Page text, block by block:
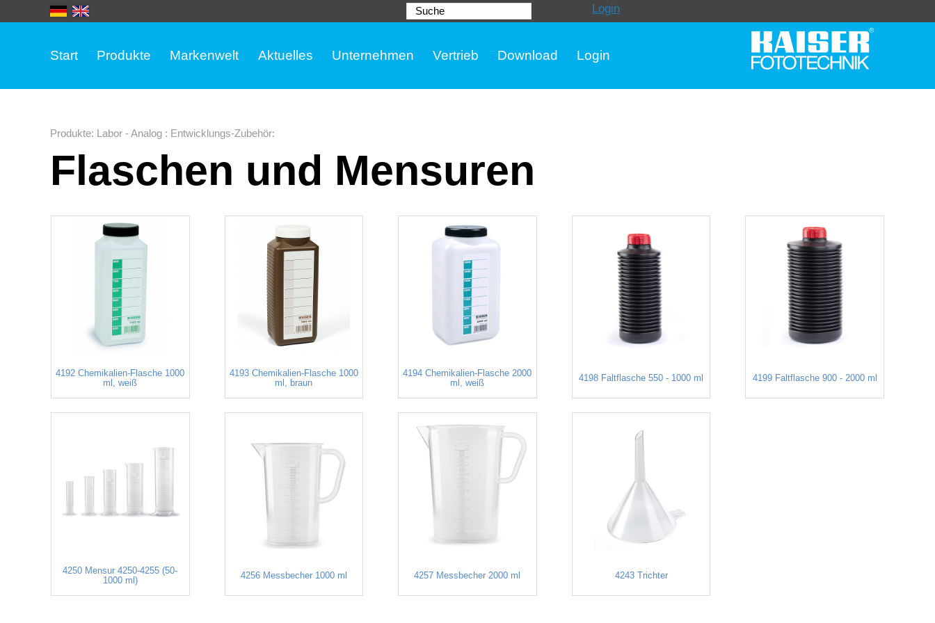
Suche Login
Start Produkte Markenwelt Aktuelles Unternehmen Vertrieb Download Login
Produkte: Labor - Analog : Entwicklungs-Zubehör:
Flaschen und Mensuren
4192 Chemikalien-Flasche 1000
ml, weiß
4193 Chemikalien-Flasche 1000
ml, braun
4194 Chemikalien-Flasche 2000
ml, weiß
4198 Faltflasche 550 - 1000 ml 4199 Faltflasche 900 - 2000 ml
4250 Mensur 4250-4255 (50-
1000 ml)
4256 Messbecher 1000 ml 4257 Messbecher 2000 ml 4243 Trichter